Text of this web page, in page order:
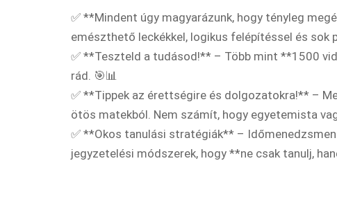
✅ **Mindent úgy magyarázunk, hogy tényleg
emészthető leckékkel, logikus felépítéssel és sok
✅ **Teszteld a tudásod!** – Több mint **1500
rád. 🎯📊
✅ **Tippek az érettségire és dolgozatokra!** –
ötös matekból. Nem számít, hogy egyetemista
✅ **Okos tanulási stratégiák** –
jegyzetelési módszerek, hogy **ne csak tanulj,